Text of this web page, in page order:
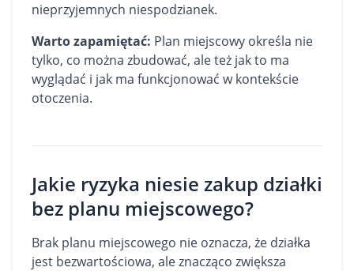
nieprzyjemnych niespodzianek.
Warto zapamiętać: Plan miejscowy określa nie
tylko, co można zbudować, ale też jak to ma
wyglądać i jak ma funkcjonować w kontekście
otoczenia.
Jakie ryzyka niesie zakup działki
bez planu miejscowego?
Brak planu miejscowego nie oznacza, że działka
jest bezwartościowa, ale znacząco zwiększa